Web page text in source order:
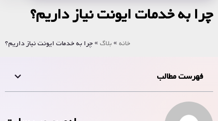
چرا به خدمات ایونت نیاز داریم؟
خانه»بلاگ»چرا به خدمات ایونت نیاز داریم؟
فهرست مطالب